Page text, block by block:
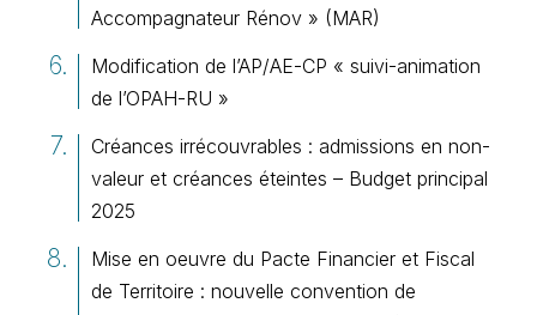
Accompagnateur Rénov » (MAR)
Modification de l’AP/AE-CP « suivi-animation
de l’OPAH-RU »
Créances irrécouvrables : admissions en non-
valeur et créances éteintes – Budget principal
2025
Mise en oeuvre du Pacte Financier et Fiscal
de Territoire : nouvelle convention de